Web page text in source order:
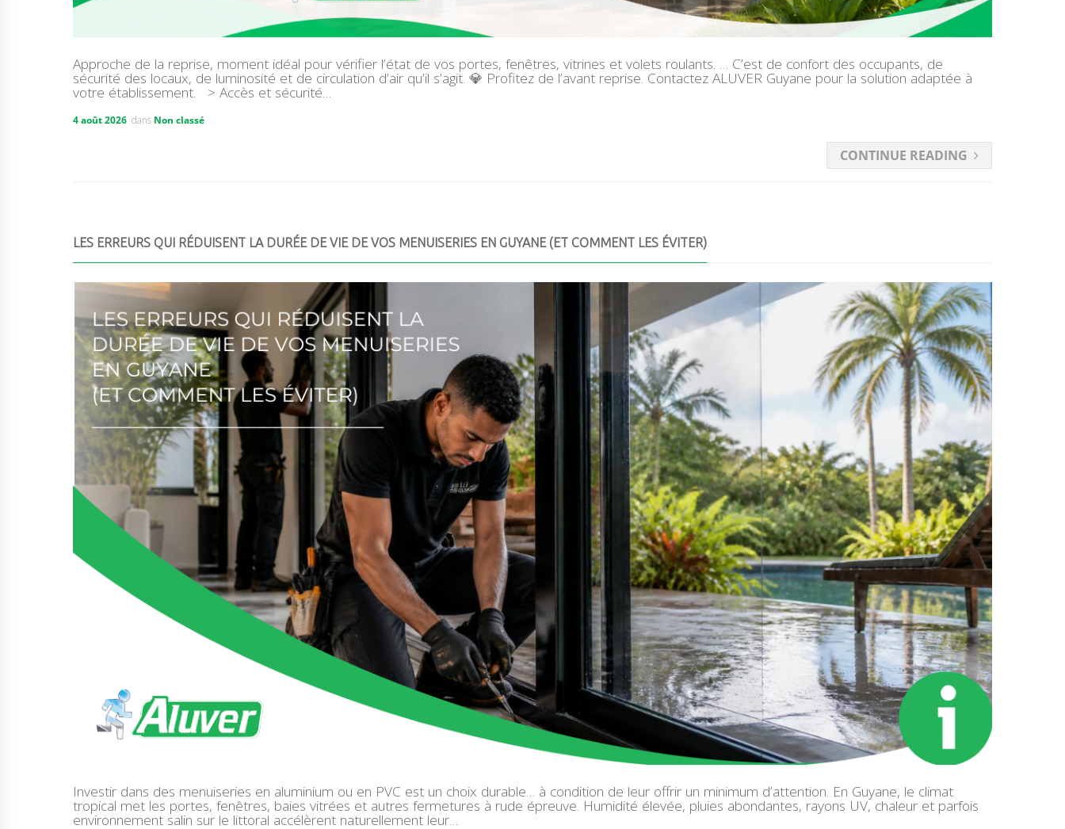
Approche de la reprise, moment idéal pour vérifier l’état de vos portes, fenêtres, vitrines et volets roulants. … C’est de confort des occupants, de
sécurité des locaux, de luminosité et de circulation d’air qu’il s’agit. 💎 Profitez de l’avant reprise. Contactez ALUVER Guyane pour la solution adaptée à
votre établissement. > Accès et sécurité…
4 août 2026 dans Non classé
CONTINUE READING
LES ERREURS QUI RÉDUISENT LA DURÉE DE VIE DE VOS MENUISERIES EN GUYANE (ET COMMENT LES ÉVITER)
Investir dans des menuiseries en aluminium ou en PVC est un choix durable… à condition de leur offrir un minimum d’attention. En Guyane, le climat
tropical met les portes, fenêtres, baies vitrées et autres fermetures à rude épreuve. Humidité élevée, pluies abondantes, rayons UV, chaleur et parfois
environnement salin sur le littoral accélèrent naturellement leur…